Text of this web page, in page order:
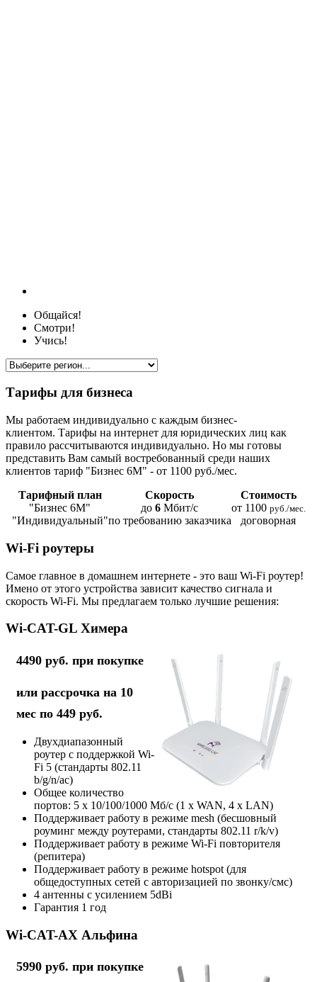
Общайся!
Смотри!
Учись!
Тарифы для бизнеса
Мы работаем индивидуально с каждым бизнес-
клиентом. Тарифы на интернет для юридических лиц как
правило рассчитываются индивидуально. Но мы готовы
представить Вам самый востребованный среди наших
клиентов тариф "Бизнес 6М" - от 1100 руб./мес.
Тарифный план
Скорость
Стоимость
"Бизнес 6М"
до 6 Мбит/с от 1100 руб./мес.
"Индивидуальный"по требованию заказчика договорная
Wi-Fi роутеры
Самое главное в домашнем интернете - это ваш Wi-Fi роутер!
Имено от этого устройства зависит качество сигнала и
скорость Wi-Fi. Мы предлагаем только лучшие решения:
Wi-CAT-GL Химера
4490 руб. при покупке
или рассрочка на 10
мес по 449 руб.
Двухдиапазонный
роутер с поддержкой Wi-
Fi 5 (стандарты 802.11
b/g/n/ac)
Общее количество
портов: 5 х 10/100/1000 Мб/с (1 x WAN, 4 x LAN)
Поддерживает работу в режиме mesh (бесшовный
роуминг между роутерами, стандарты 802.11 r/k/v)
Поддерживает работу в режиме Wi-Fi повторителя
(репитера)
Поддерживает работу в режиме hotspot (для
общедоступных сетей с авторизацией по звонку/смс)
4 антенны с усилением 5dBi
Гарантия 1 год
Wi-CAT-AX Альфина
5990 руб. при покупке